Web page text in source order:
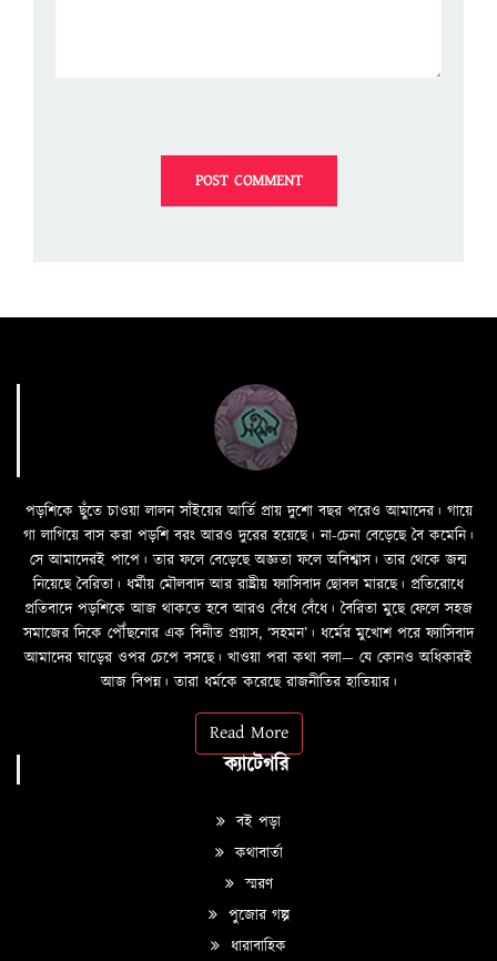
পড়শিকে ছুঁতে চাওয়া লালন সাঁইয়ের আর্তি প্রায় দুশো বছর পরেও আমাদের। গায়ে
গা লাগিয়ে বাস করা পড়শি বরং আরও দুরের হয়েছে। না-চেনা বেড়েছে বৈ কমেনি।
সে আমাদেরই পাপে। তার ফলে বেড়েছে অজ্ঞতা ফলে অবিশ্বাস। তার থেকে জন্ম
নিয়েছে বৈরিতা। ধর্মীয় মৌলবাদ আর রাষ্ট্রীয় ফ্যাসিবাদ ছোবল মারছে। প্রতিরোধে
প্রতিবাদে পড়শিকে আজ থাকতে হবে আরও বেঁধে বেঁধে। বৈরিতা মুছে ফেলে সহজ
সমাজের দিকে পৌঁছনোর এক বিনীত প্রয়াস, ‘সহমন’। ধর্মের মুখোশ পরে ফ্যাসিবাদ
আমাদের ঘাড়ের ওপর চেপে বসছে। খাওয়া পরা কথা বলা—­­ যে কোনও অধিকারই
আজ বিপন্ন। তারা ধর্মকে করেছে রাজনীতির হাতিয়ার।
Read More
ক্যাটেগরি
বই পড়া
কথাবার্তা
স্মরণ
পুজোর গল্প
ধারাবাহিক